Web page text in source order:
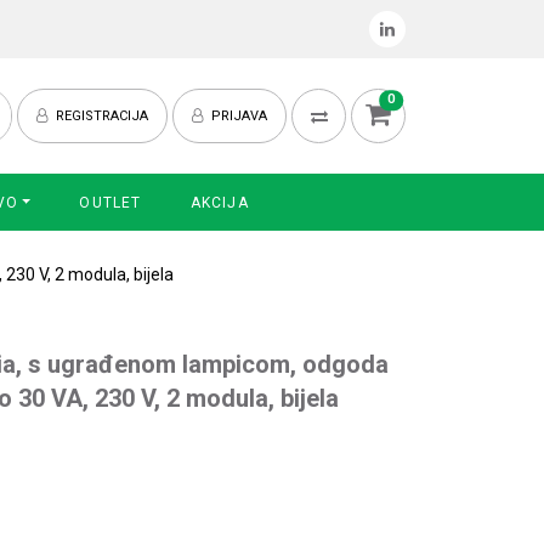
REGISTRACIJA PRIJAVA
0
OUTLET AKCIJA
V, 2 modula, bijela
s ugrađenom lampicom, odgoda
30 VA, 230 V, 2 modula, bijela